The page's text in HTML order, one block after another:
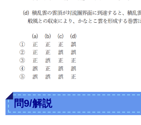
問9/解説